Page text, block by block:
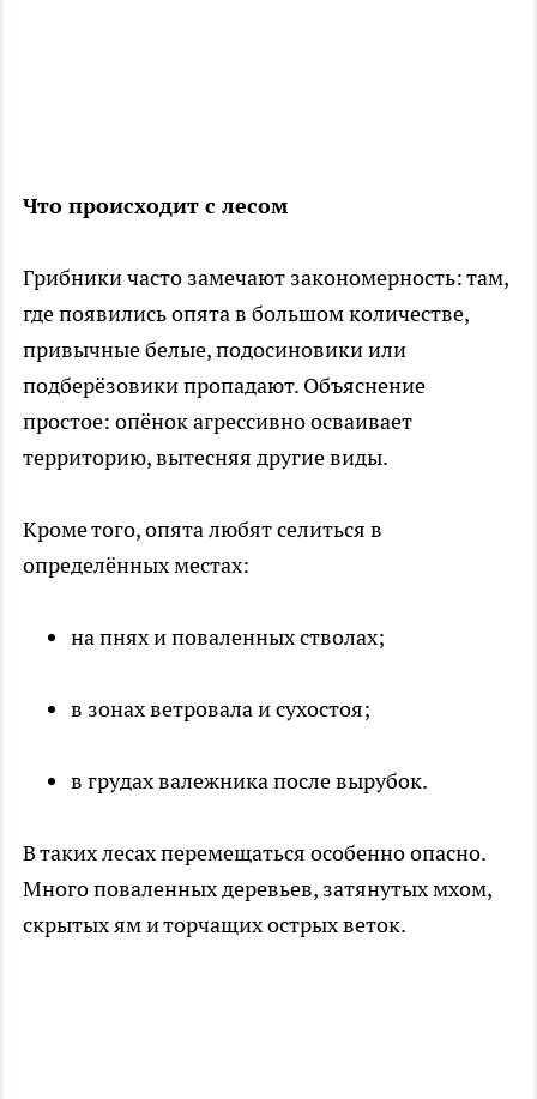
Что происходит с лесом
Грибники часто замечают закономерность: там,
где появились опята в большом количестве,
привычные белые, подосиновики или
подберёзовики пропадают. Объяснение
простое: опёнок агрессивно осваивает
территорию, вытесняя другие виды.
Кроме того, опята любят селиться в
определённых местах:
на пнях и поваленных стволах;
в зонах ветровала и сухостоя;
в грудах валежника после вырубок.
В таких лесах перемещаться особенно опасно.
Много поваленных деревьев, затянутых мхом,
скрытых ям и торчащих острых веток.